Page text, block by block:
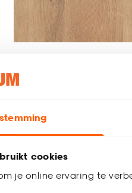
cookies
je online ervaring te
(0)
21. / m²